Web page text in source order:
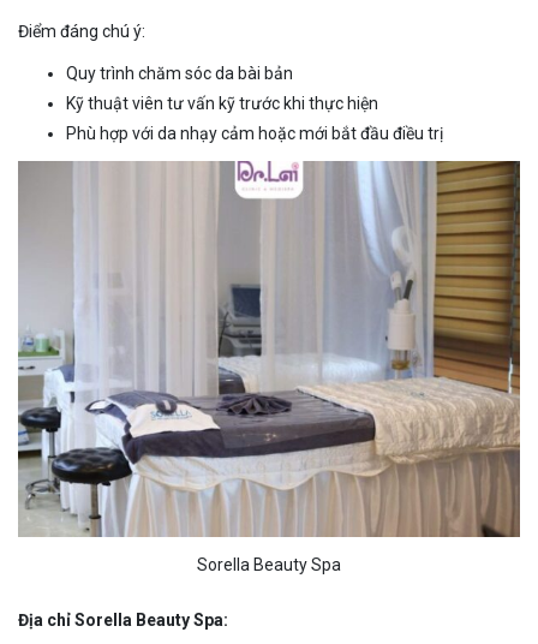
Điểm đáng chú ý:
Quy trình chăm sóc da bài bản
Kỹ thuật viên tư vấn kỹ trước khi thực hiện
Phù hợp với da nhạy cảm hoặc mới bắt đầu điều trị
Sorella Beauty Spa
Địa chỉ Sorella Beauty Spa: